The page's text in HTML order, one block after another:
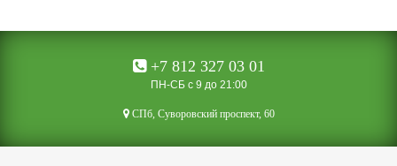
+7 812 327 03 01
ПН-СБ с 9 до 21:00
CПб, Суворовский проспект, 60